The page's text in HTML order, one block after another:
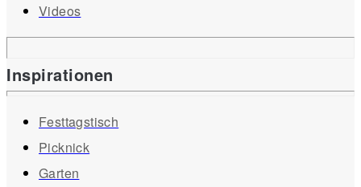
Videos
Inspirationen
Festtagstisch
Picknick
Garten